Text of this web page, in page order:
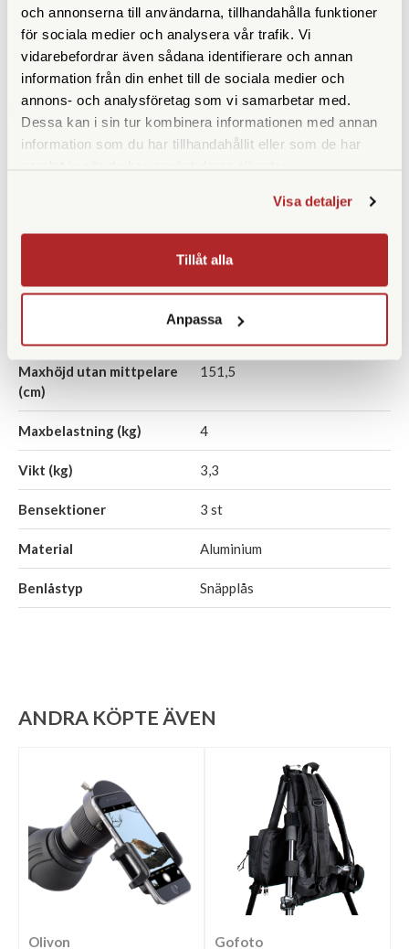
och annonserna till användarna, tillhandahålla funktioner
för sociala medier och analysera vår trafik. Vi
vidarebefordrar även sådana identifierare och annan
information från din enhet till de sociala medier och
annons- och analysföretag som vi samarbetar med.
Dessa kan i sin tur kombinera informationen med annan
information som du har tillhandahållit eller som de har
Visa detaljer
Tillåt alla
Anpassa
Förstoring 22-68x
Frontlinsdiameter (mm) 90
Filtergänga (mm)
Vattentät
Garanti 5 år
Maxhöjd med mittpelare
Maxhöjd utan mittpelare
(cm)
151,5
Maxbelastning (kg) 4
Vikt (kg) 3,3
Bensektioner 3 st
Material Aluminium
Benlåstyp Snäpplås
ANDRA KÖPTE ÄVEN
Olivon Gofoto